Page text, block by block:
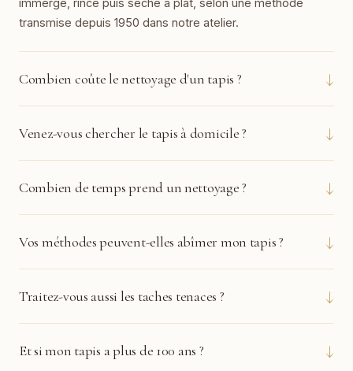
transmise depuis 1950 dans notre atelier.
Combien coûte le nettoyage d'un tapis ? ↓
Venez-vous chercher le tapis à domicile ? ↓
Combien de temps prend un nettoyage ? ↓
Vos méthodes peuvent-elles abîmer mon tapis ? ↓
Traitez-vous aussi les taches tenaces ? ↓
Et si mon tapis a plus de 100 ans ? ↓